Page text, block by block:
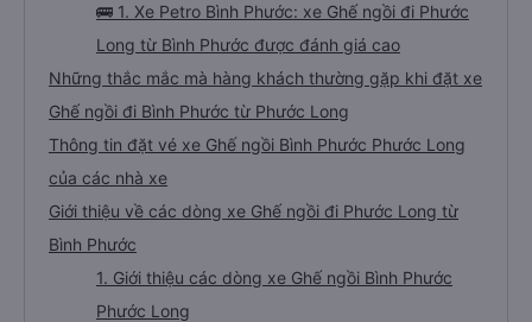
🚌 1. Xe Petro Bình Phước: xe Ghế ngồi đi Phước
Long từ Bình Phước được đánh giá cao
Những thắc mắc mà hàng khách thường gặp khi đặt xe
Ghế ngồi đi Bình Phước từ Phước Long
Thông tin đặt vé xe Ghế ngồi Bình Phước Phước Long
của các nhà xe
Giới thiệu về các dòng xe Ghế ngồi đi Phước Long từ
Bình Phước
1. Giới thiệu các dòng xe Ghế ngồi Bình Phước
Phước Long